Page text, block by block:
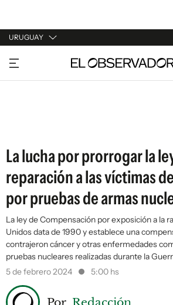
URUGUAY
URUGUAY
ARGENTINA
La lucha por prorrogar la
reparación a las víctimas
por pruebas de armas
La ley de Compensación por exposición a la
Unidos data de 1990 y establece una
contrajeron cáncer y otras enfermedades
pruebas nucleares realizadas durante la
5 de febrero 2024
5:00 hs
Por Redacción